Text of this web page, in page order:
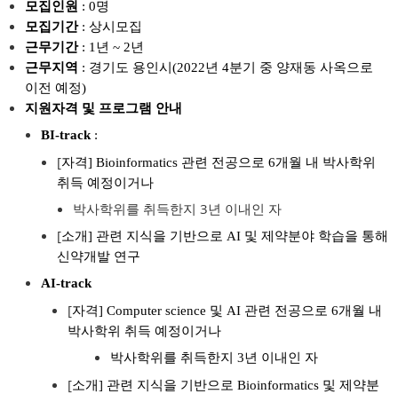
모집인원 : 0명
모집기간: 상시모집
근무기간: 1년 ~ 2년
근무지역 : 경기도 용인시(2022년 4분기 중 양재동 사옥으로
이전 예정)
지원자격 및 프로그램 안내
BI-track :
[자격] Bioinformatics 관련 전공으로 6개월 내 박사학위
취득 예정이거나
박사학위를 취득한지 3년 이내인 자
[소개] 관련 지식을 기반으로 AI 및 제약분야 학습을 통해
신약개발 연구
AI-track
[자격] Computer science 및 AI 관련 전공으로 6개월 내
박사학위 취득 예정이거나
박사학위를 취득한지 3년 이내인 자
[소개] 관련 지식을 기반으로 Bioinformatics 및 제약분